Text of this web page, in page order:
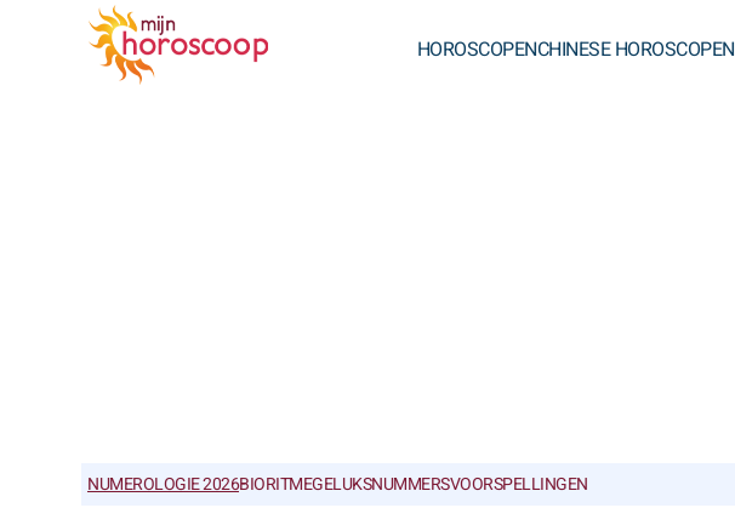
HOROSCOPENCHINESE HOROSCOPEN
NUMEROLOGIE 2026BIORITMEGELUKSNUMMERSVOORSPELLINGEN